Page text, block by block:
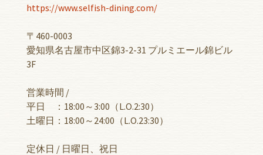
https://www.selfish-dining.com/
〒460-0003
愛知県名古屋市中区錦3-2-31 プルミエール錦ビル
3F
営業時間 /
平日 ：18:00～3:00（L.O.2:30）
土曜日：18:00～24:00（L.O.23:30）
定休日 / 日曜日、祝日